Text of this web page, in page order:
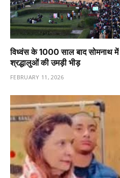
विध्वंस के 1000 साल बाद सोमनाथ में
श्रद्धालुओं की उमड़ी भीड़
FEBRUARY 11, 2026